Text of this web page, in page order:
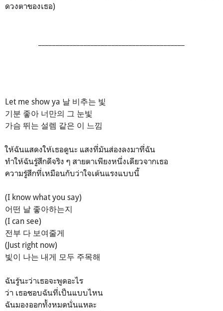
ดวงตาของเธอ)
Let me show ya 날 비추는 빛
기분 좋아 너만의 그 눈빛
가슴 뛰는 설렘 같은 이 느낌
ให้ฉันแสดงให้เธอดูนะ แสงที่มันส่องลงมาที่ฉัน
ทำให้ฉันรู้สึกดีจริง ๆ สายตาเพียงหนึ่งเดียวจากเธอ
ความรู้สึกที่เหมือนกับว่าใจเต้นแรงแบบนี้
(I know what you say)
어떤 날 좋아하는지
(I can see)
전부 다 보여줄게
(Just right now)
빛이 나는 내게 모두 주목해
ฉันรู้นะว่าเธอจะพูดอะไร
ว่า เธอชอบฉันที่เป็นแบบไหน
ฉันมองออกทั้งหมดนั่นแหละ